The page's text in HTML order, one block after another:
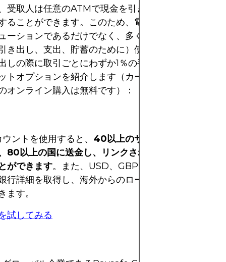
受取人は任意のATMで現金を引き出したり、カード
ることができます。このため、電子ウォレットは異
ーションであるだけでなく、多くの人が通常の銀行
き出し、支出、貯蓄のために）使用しています。以
しの際に取引ごとにわずか1％の手数料がかかるだけ
トオプションを紹介します（カードでの支出やデジ
オンライン購入は無料です）：
ントを使用すると、 40以上のサポートされている
80以上の国に送金し、リンクされたWiseカードで
ができます。また、USD、GBP、EURなど、最大9
行詳細を取得し、海外からのローカル支払いを便利
ます。
試してみる